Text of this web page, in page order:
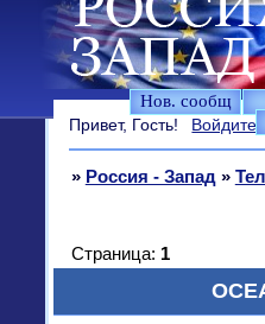
Нов. сообщ
Привет, Гость! Войдите
» Россия - Запад »
Страница: 1